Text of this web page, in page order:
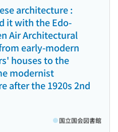
architecture :
it with the Edo-
Air Architectural
early-modern
houses to the
modernist
after the 1920s 2nd
国立国会図書館